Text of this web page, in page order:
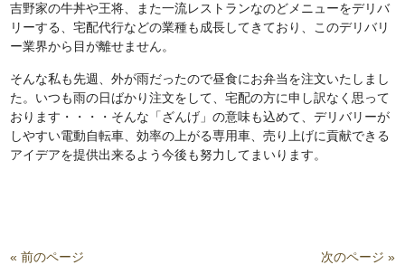
吉野家の牛丼や王将、また一流レストランなのどメニューをデリバ
リーする、宅配代行などの業種も成長してきており、このデリバリ
ー業界から目が離せません。
そんな私も先週、外が雨だったので昼食にお弁当を注文いたしまし
た。いつも雨の日ばかり注文をして、宅配の方に申し訳なく思って
おります・・・・そんな「ざんげ」の意味も込めて、デリバリーが
しやすい電動自転車、効率の上がる専用車、売り上げに貢献できる
アイデアを提供出来るよう今後も努力してまいります。
« 前のページ 次のページ »